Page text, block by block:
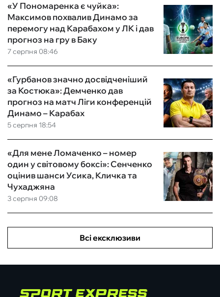
7 серпня 08:46
«У Пономаренка є чуйка»:
Максимов похвалив Динамо за
перемогу над Карабахом у ЛК і дав
прогноз на гру в Баку
5 серпня 18:54
«Гурбанов значно досвідченіший
за Костюка»: Демченко дав
прогноз на матч Ліги конференцій
Динамо – Карабах
3 серпня 09:08
«Для мене Ломаченко – номер
один у світовому боксі»: Сенченко
оцінив шанси Усика, Кличка та
Чухаджяна
Всі ексклюзиви